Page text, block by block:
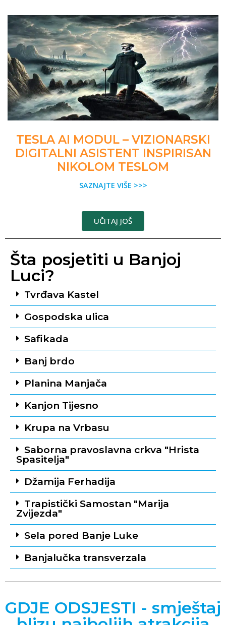
TESLA AI MODUL – VIZIONARSKI
DIGITALNI ASISTENT INSPIRISAN
NIKOLOM TESLOM
SAZNAJTE VIŠE >>>
UČITAJ JOŠ
Šta posjetiti u Banjoj
Luci?
Tvrđava Kastel
Gospodska ulica
Safikada
Banj brdo
Planina Manjača
Kanjon Tijesno
Krupa na Vrbasu
Saborna pravoslavna crkva "Hrista
Spasitelja"
Džamija Ferhadija
Trapistički Samostan "Marija
Zvijezda"
Sela pored Banje Luke
Banjalučka transverzala
GDJE ODSJESTI - smještaj